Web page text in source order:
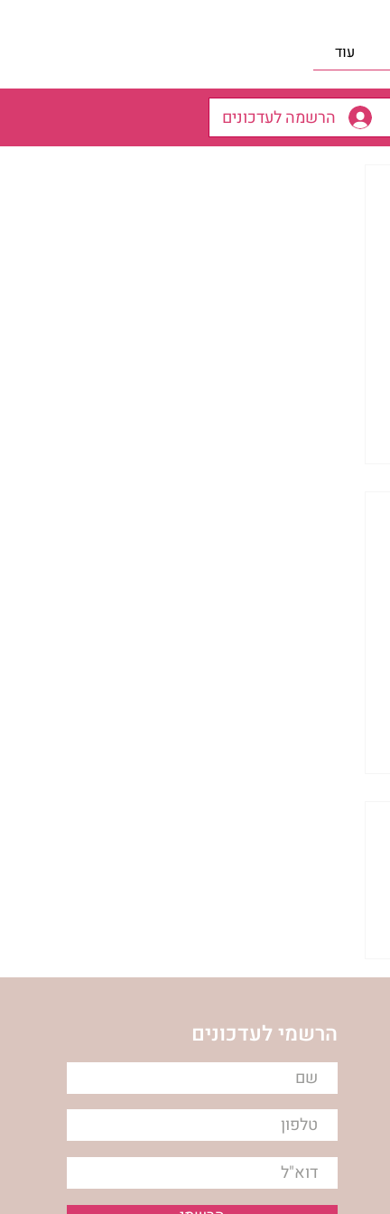
עוד
הרשמה לעדכונים
הרשמי לעדכונים